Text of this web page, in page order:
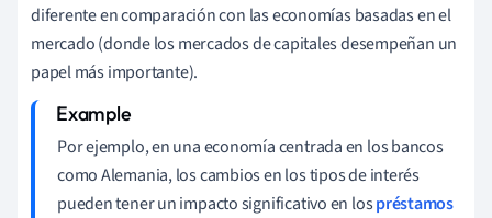
diferente en comparación con las economías basadas en el
mercado (donde los mercados de capitales desempeñan un
papel más importante).
Por ejemplo, en una economía centrada en los bancos
como Alemania, los cambios en los tipos de interés
pueden tener un impacto significativo en lospréstamos